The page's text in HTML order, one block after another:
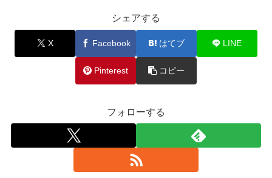
シェアする
X Facebook はてブ LINE
Pinterest コピー
フォローする